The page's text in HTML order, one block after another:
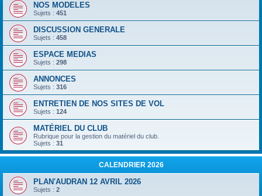
NOS MODELES
Sujets : 451
DISCUSSION GENERALE
Sujets : 458
ESPACE MEDIAS
Sujets : 298
ANNONCES
Sujets : 316
ENTRETIEN DE NOS SITES DE VOL
Sujets : 124
MATÉRIEL DU CLUB
Rubrique pour la gestion du matériel du club.
Sujets : 31
CALENDRIER 2026
PLAN'AUDRAN 12 AVRIL 2026
Sujets : 2